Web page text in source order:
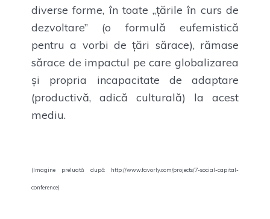
diverse forme, în toate „țările în curs de
dezvoltare” (o formulă eufemistică
pentru a vorbi de țări sărace), rămase
sărace de impactul pe care globalizarea
și propria incapacitate de adaptare
(productivă, adică culturală) la acest
mediu.
(Imagine preluată după: http://www.favorly.com/projects/7-social-capital-
conference)